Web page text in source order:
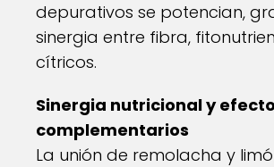
depurativos se potencian,
sinergia entre fibra,
cítricos.
Sinergia nutricional y
complementarios
La unión de remolacha y